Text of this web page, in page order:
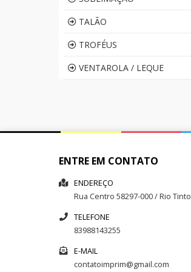
TALÃO
TROFÉUS
VENTAROLA / LEQUE
ENTRE EM CONTATO
ENDEREÇO
Rua Centro 58297-000/Rio Tinto
TELEFONE
83988143255
E-MAIL
contatoimprim@gmail.com